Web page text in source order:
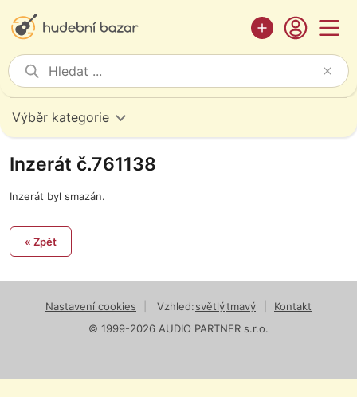
Výběr kategorie
Inzerát č.761138
Inzerát byl smazán.
« Zpět
Nastavení cookies Vzhled:světlýtmavý
Kontakt
© 1999-2026 AUDIO PARTNER s.r.o.